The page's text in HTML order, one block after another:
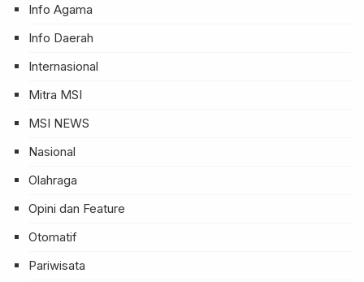
Info Agama
Info Daerah
Internasional
Mitra MSI
MSI NEWS
Nasional
Olahraga
Opini dan Feature
Otomatif
Pariwisata